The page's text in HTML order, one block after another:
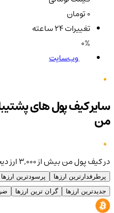
تغییرات ۲۴ ساعته
0%
وب‌سایت
سایر کیف پول های
من
در کیف پول من بیش از ۳,۰۰۰ ارز دیجیتال قابل معامله وجود دارد
پرطرفدارترین ارزها پرسودترین ارزها
جدیدترین ارزها
گران ترین ارزها